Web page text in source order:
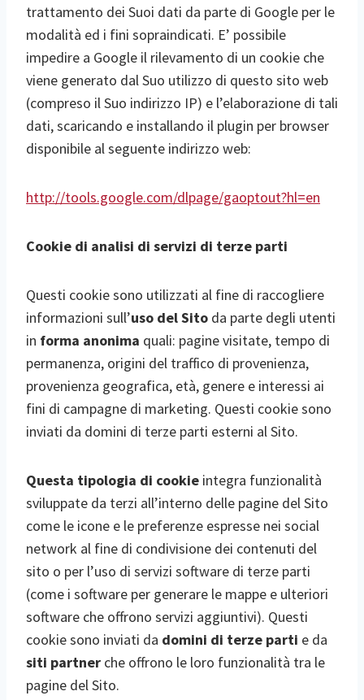
trattamento dei Suoi dati da parte di Google per le
modalità ed i fini sopraindicati. E’ possibile
impedire a Google il rilevamento di un cookie che
viene generato dal Suo utilizzo di questo sito web
(compreso il Suo indirizzo IP) e l’elaborazione di tali
dati, scaricando e installando il plugin per browser
disponibile al seguente indirizzo web:
http://tools.google.com/dlpage/gaoptout?hl=en
Cookie di analisi di servizi di terze parti
Questi cookie sono utilizzati al fine di raccogliere
informazioni sull’uso del Sito da parte degli utenti
in forma anonima quali: pagine visitate, tempo di
permanenza, origini del traffico di provenienza,
provenienza geografica, età, genere e interessi ai
fini di campagne di marketing. Questi cookie sono
inviati da domini di terze parti esterni al Sito.
Questa tipologia di cookie integra funzionalità
sviluppate da terzi all’interno delle pagine del Sito
come le icone e le preferenze espresse nei social
network al fine di condivisione dei contenuti del
sito o per l’uso di servizi software di terze parti
(come i software per generare le mappe e ulteriori
software che offrono servizi aggiuntivi). Questi
cookie sono inviati da domini di terze parti e da
siti partner che offrono le loro funzionalità tra le
pagine del Sito.